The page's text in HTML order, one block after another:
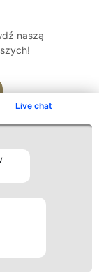
Live chat
naszą